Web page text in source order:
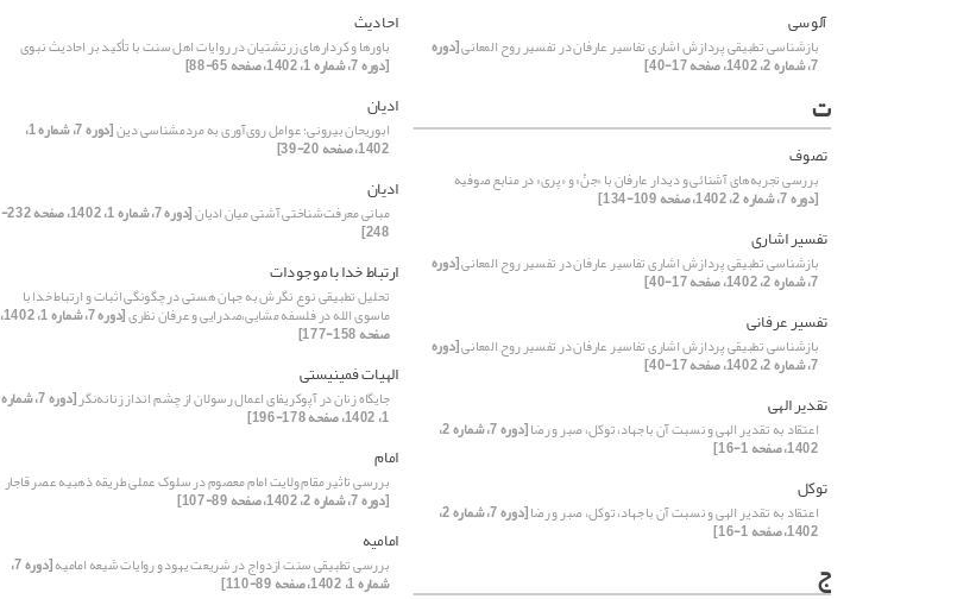
آلوسی
بازشناسی تطبیقی پردازش اشاری تفاسیر عارفان در تفسیر روح المعانی[دوره
7، شماره 2، 1402، صفحه 17-40]
احادیث
باورها و کردارهای زرتشتیان در روایات اهل سنت با تأکید بر احادیث نبوی
[دوره 7، شماره 1، 1402، صفحه 65-88]
ادیان
ابوریحان بیرونی؛ عوامل روی‌آوری به مردم‎شناسی دین [دوره 7، شماره 1،
1402، صفحه 20-39]
ادیان
مبانی معرفت‌شناختی آشتی میان ادیان [دوره 7، شماره 1، 1402، صفحه 232-
248]
ارتباط خدا با موجودات
تحلیل تطبیقی نوع نگرش به جهان هستی در چگونگی اثبات و ارتباط خدا با
ماسوی الله در فلسفه مشایی،صدرایی و عرفان نظری [دوره 7، شماره 1، 1402،
صفحه 158-177]
الهیات فمینیستی
جایگاه زنان در آپوکریفای اعمال رسولان از چشم انداز زنانه‌نگر [دوره 7، شماره
1، 1402، صفحه 178-196]
امام
بررسی تاثیر مقام ولایت امام معصوم در سلوک عملی طریقه ذهبیه عصر قاجار
[دوره 7، شماره 2، 1402، صفحه 89-107]
امامیه
بررسی تطبیقی سنت ازدواج در شریعت یهود و روایات شیعه امامیه [دوره 7،
شماره 1، 1402، صفحه 89-110]
ت
تصوف
بررسی تجربه‌های آشنائی و دیدار عارفان با «جنّ» و «پری» در منابع صوفیه
[دوره 7، شماره 2، 1402، صفحه 109-134]
تفسیر اشاری
بازشناسی تطبیقی پردازش اشاری تفاسیر عارفان در تفسیر روح المعانی[دوره
7، شماره 2، 1402، صفحه 17-40]
تفسیر عرفانی
بازشناسی تطبیقی پردازش اشاری تفاسیر عارفان در تفسیر روح المعانی[دوره
7، شماره 2، 1402، صفحه 17-40]
تقدیر الهی
اعتقاد به تقدیر الهی و نسبت آن با جهاد، توکل، صبر و رضا [دوره 7، شماره 2،
1402، صفحه 1-16]
توکل
اعتقاد به تقدیر الهی و نسبت آن با جهاد، توکل، صبر و رضا [دوره 7، شماره 2،
1402، صفحه 1-16]
ج